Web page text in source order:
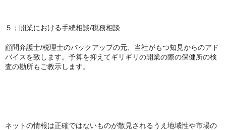
５；開業における手続相談/税務相談
顧問弁護士/税理士のバックアップの元、当社がもつ知見からのアド
バイスを致します。予算を抑えてギリギリの開業の際の保健所の検
査の勘所もご教示します。
ネットの情報は正確ではないものが散見されるうえ地域性や市場の